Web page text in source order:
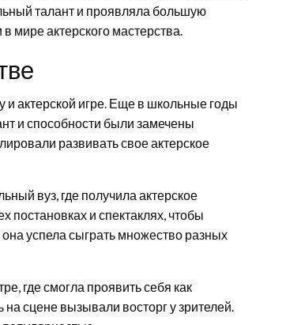
талант и проявляла большую
мире актерского мастерства.
и актерской игре. Еще в школьные годы
и способности были замечены
развивать свое актерское
вуз, где получила актерское
постановках и спектаклях, чтобы
успела сыграть множество разных
где смогла проявить себя как
сцене вызывали восторг у зрителей.